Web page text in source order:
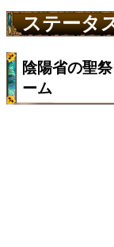
ステータ
陰陽省の聖
ーム